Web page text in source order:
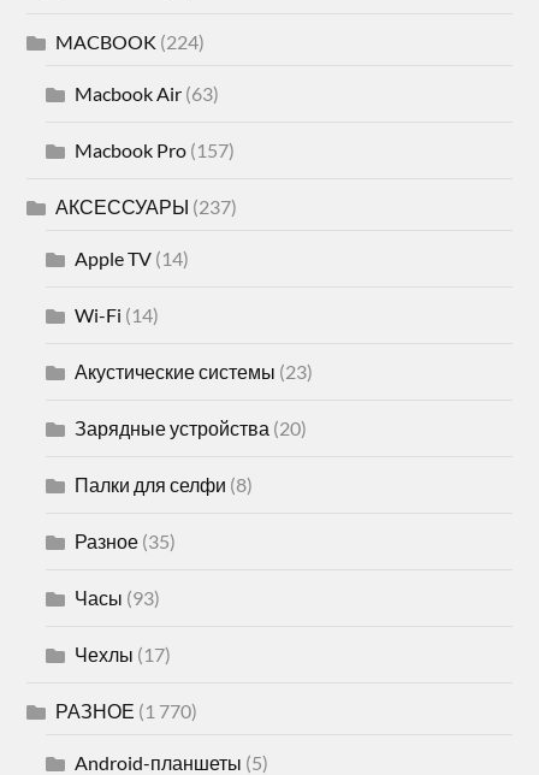
MACBOOK (224)
Macbook Air (63)
Macbook Pro (157)
АКСЕССУАРЫ (237)
Apple TV (14)
Wi-Fi (14)
Акустические системы (23)
Зарядные устройства (20)
Палки для селфи (8)
Разное (35)
Часы (93)
Чехлы (17)
РАЗНОЕ (1 770)
Android-планшеты (5)